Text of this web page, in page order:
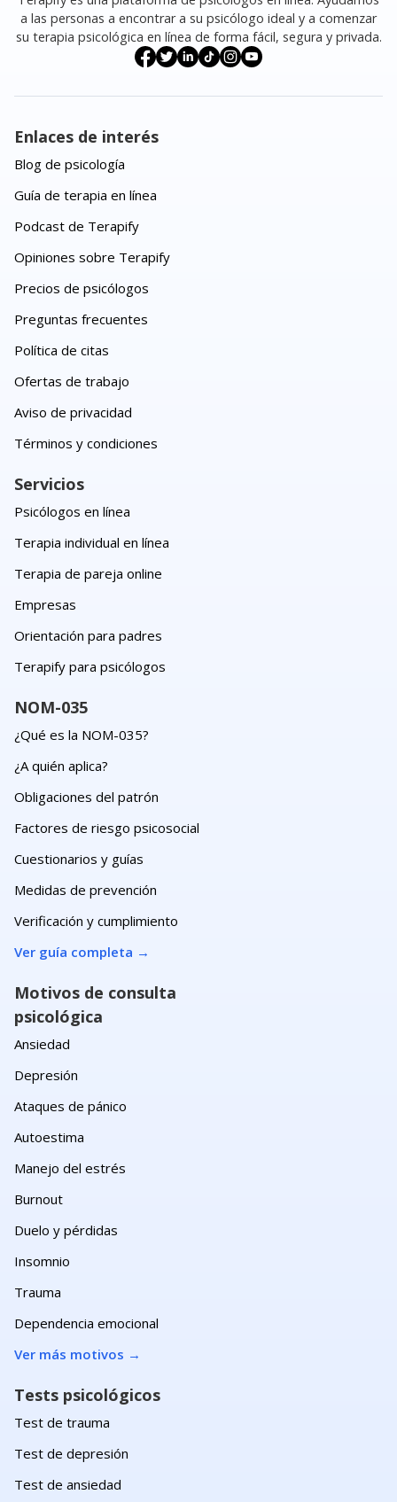
a las personas a encontrar a su psicólogo ideal y a comenzar
su terapia psicológica en línea de forma fácil, segura y privada.
Enlaces de interés
Blog de psicología
Guía de terapia en línea
Podcast de Terapify
Opiniones sobre Terapify
Precios de psicólogos
Preguntas frecuentes
Política de citas
Ofertas de trabajo
Aviso de privacidad
Términos y condiciones
Servicios
Psicólogos en línea
Terapia individual en línea
Terapia de pareja online
Empresas
Orientación para padres
Terapify para psicólogos
NOM-035
¿Qué es la NOM-035?
¿A quién aplica?
Obligaciones del patrón
Factores de riesgo psicosocial
Cuestionarios y guías
Medidas de prevención
Verificación y cumplimiento
Ver guía completa →
Motivos de consulta
psicológica
Ansiedad
Depresión
Ataques de pánico
Autoestima
Manejo del estrés
Burnout
Duelo y pérdidas
Insomnio
Trauma
Dependencia emocional
Ver más motivos →
Tests psicológicos
Test de trauma
Test de depresión
Test de ansiedad